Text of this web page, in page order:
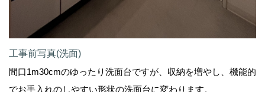
工事前写真(洗面)
間口1m30cmのゆったり洗面台ですが、収納を増やし、機能的
でお手入れのしやすい形状の洗面台に変わります。